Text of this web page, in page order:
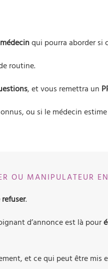
qui pourra aborder si
routine.
, et vous remettra un
ou si le médecin
OU MANIPULATEUR
.
d’annonce est là pour
et ce qui peut être mis